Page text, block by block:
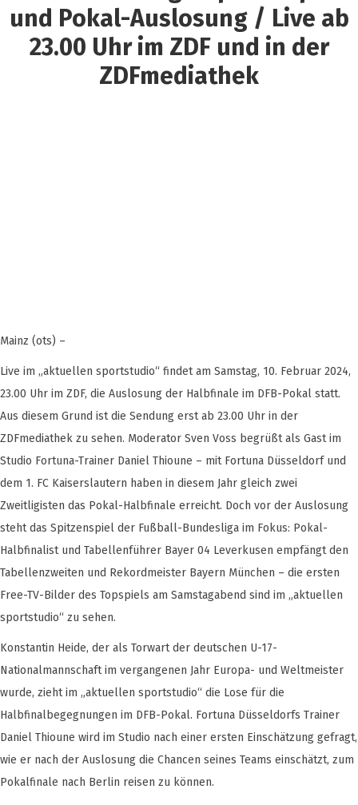
und Pokal-Auslosung / Live ab
23.00 Uhr im ZDF und in der
ZDFmediathek
Mainz (ots) –
Live im „aktuellen sportstudio“ findet am Samstag, 10. Februar 2024,
23.00 Uhr im ZDF, die Auslosung der Halbfinale im DFB-Pokal statt.
Aus diesem Grund ist die Sendung erst ab 23.00 Uhr in der
ZDFmediathek zu sehen. Moderator Sven Voss begrüßt als Gast im
Studio Fortuna-Trainer Daniel Thioune – mit Fortuna Düsseldorf und
dem 1. FC Kaiserslautern haben in diesem Jahr gleich zwei
Zweitligisten das Pokal-Halbfinale erreicht. Doch vor der Auslosung
steht das Spitzenspiel der Fußball-Bundesliga im Fokus: Pokal-
Halbfinalist und Tabellenführer Bayer 04 Leverkusen empfängt den
Tabellenzweiten und Rekordmeister Bayern München – die ersten
Free-TV-Bilder des Topspiels am Samstagabend sind im „aktuellen
sportstudio“ zu sehen.
Konstantin Heide, der als Torwart der deutschen U-17-
Nationalmannschaft im vergangenen Jahr Europa- und Weltmeister
wurde, zieht im „aktuellen sportstudio“ die Lose für die
Halbfinalbegegnungen im DFB-Pokal. Fortuna Düsseldorfs Trainer
Daniel Thioune wird im Studio nach einer ersten Einschätzung gefragt,
wie er nach der Auslosung die Chancen seines Teams einschätzt, zum
Pokalfinale nach Berlin reisen zu können.